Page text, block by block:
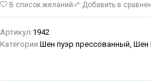
В список желаний Добавить в
Артикул:1942
Категории:Шен пуэр прессованный, Шен